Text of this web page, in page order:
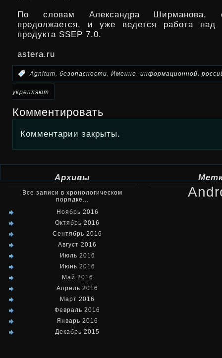
По словам Александра Ширманова,
продолжается, и уже ведется работа над
продукта SSEP 7.0.
astera.ru
:Agnitum, безопасности, Именно, информационной,
укрепляют
Комментировать
Комментарии закрыты.
Архивы
Все записи в хронологическом
порядке...
Ноябрь 2016
Октябрь 2016
Сентябрь 2016
Август 2016
Июль 2016
Июнь 2016
Май 2016
Апрель 2016
Март 2016
Февраль 2016
Январь 2016
Декабрь 2015